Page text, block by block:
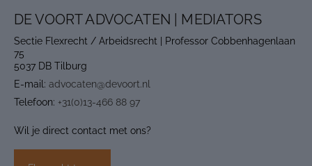
DE VOORT ADVOCATEN | MEDIATORS
Sectie Flexrecht / Arbeidsrecht | Professor Cobbenhagenlaan
75
5037 DB Tilburg
E-mail: advocaten@devoort.nl
Telefoon: +31(0)13-466 88 97
Wil je direct contact met ons?